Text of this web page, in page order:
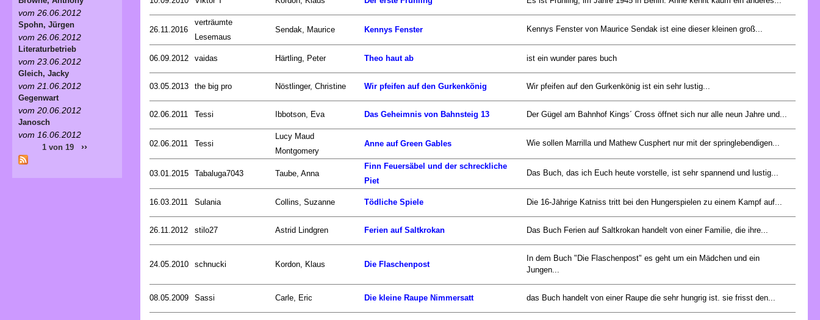
26.11.2016
verträumte
Lesemaus
Sendak, Maurice Kennys Fenster Kennys Fenster von Maurice Sendak ist eine dieser kleinen groß...
06.09.2012 vaidas Härtling, Peter Theo haut ab ist ein wunder pares buch
03.05.2013 the big pro Nöstlinger, Christine Wir pfeifen auf den Gurkenkönig Wir pfeifen auf den Gurkenkönig ist ein sehr lustig...
02.06.2011 Tessi Ibbotson, Eva Das Geheimnis von Bahnsteig 13 Der Gügel am Bahnhof Kings´ Cross öffnet sich nur alle neun Jahre und...
02.06.2011 Tessi
Lucy Maud
Montgomery
Anne auf Green Gables Wie sollen Marrilla und Mathew Cusphert nur mit der springlebendigen...
03.01.2015 Tabaluga7043 Taube, Anna
Finn Feuersäbel und der schreckliche
Piet
Das Buch, das ich Euch heute vorstelle, ist sehr spannend und lustig...
16.03.2011 Sulania Collins, Suzanne Tödliche Spiele Die 16-Jährige Katniss tritt bei den Hungerspielen zu einem Kampf auf...
26.11.2012 stilo27 Astrid Lindgren Ferien auf Saltkrokan Das Buch Ferien auf Saltkrokan handelt von einer Familie, die ihre...
24.05.2010 schnucki Kordon, Klaus Die Flaschenpost
In dem Buch "Die Flaschenpost" es geht um ein Mädchen und ein
Jungen...
08.05.2009 Sassi Carle, Eric Die kleine Raupe Nimmersatt das Buch handelt von einer Raupe die sehr hungrig ist. sie frisst den...
vom 26.06.2012
Spohn, Jürgen
vom 26.06.2012
Literaturbetrieb
vom 23.06.2012
Gleich, Jacky
vom 21.06.2012
Gegenwart
vom 20.06.2012
Janosch
vom 16.06.2012
1 von 19 ››